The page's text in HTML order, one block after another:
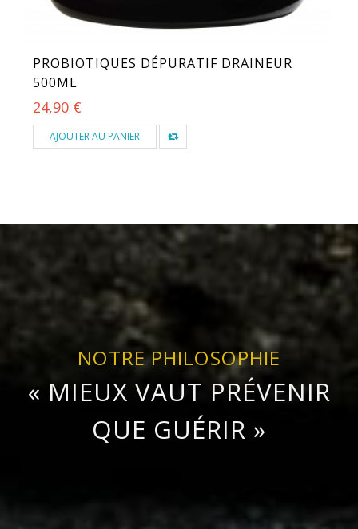
PROBIOTIQUES DÉPURATIF DRAINEUR
500ML
24,90 €
AJOUTER AU PANIER
NOTRE PHILOSOPHIE
« MIEUX VAUT PRÉVENIR
QUE GUÉRIR »